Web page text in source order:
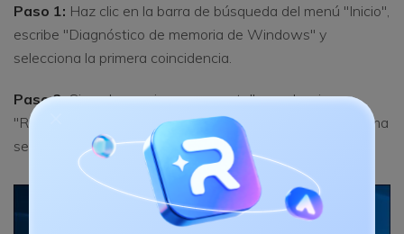
Paso 1: Haz clic en la barra de búsqueda del menú "Inicio",
escribe "Diagnóstico de memoria de Windows" y
selecciona la primera coincidencia.
Paso 2:Sigue las opciones en pantalla y selecciona
"Reiniciar ahora y comprobar si hay problemas". Tu sistema
se reiniciará una vez completado el proceso.